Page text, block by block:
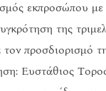
εκπροσώπου με
της
τον προσδιορισμό
Ευστάθιος